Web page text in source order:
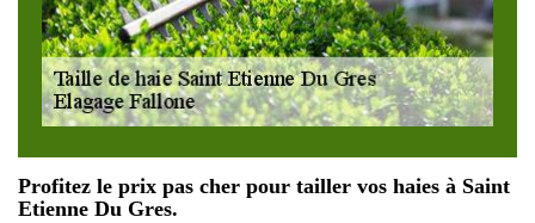
Profitez le prix pas cher pour tailler vos haies à Saint
Etienne Du Gres.